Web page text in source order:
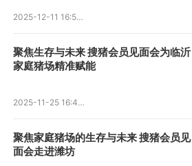
2025-12-11 16:55:55
聚焦生存与未来 搜猪会员见面会为临沂
家庭猪场精准赋能
2025-11-25 16:41:27
聚焦家庭猪场的生存与未来 搜猪会员见
面会走进潍坊